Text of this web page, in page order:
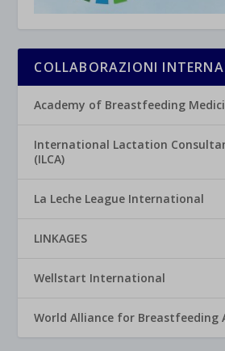
COLLABORAZIONI
Academy of Breastfeeding
International Lactation
(ILCA)
La Leche League International
LINKAGES
Wellstart International
World Alliance for Breastfeeding